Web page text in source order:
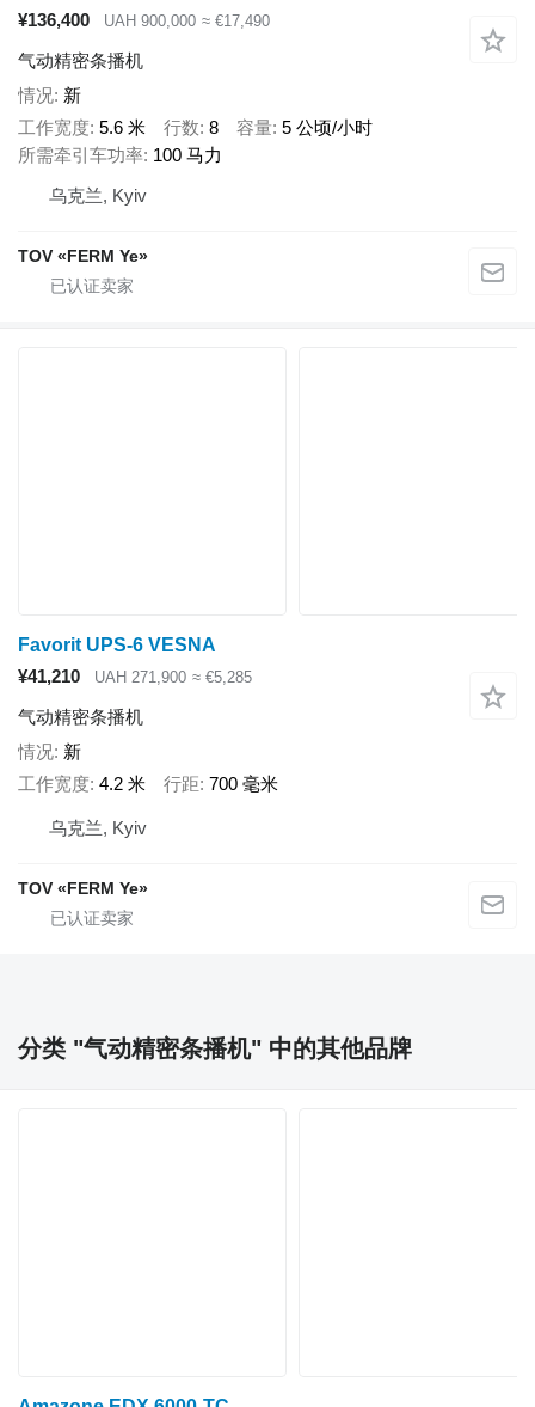
¥136,400
UAH 900,000 ≈ €17,490
气动精密条播机
情况 新
工作宽度 5.6 米 行数 8 容量 5 公顷/小时
所需牵引车功率 100 马力
乌克兰, Kyiv
TOV «FERM Ye»
Favorit UPS-6 VESNA
¥41,210
UAH 271,900 ≈ €5,285
气动精密条播机
情况 新
工作宽度 4.2 米 行距 700 毫米
乌克兰, Kyiv
TOV «FERM Ye»
分类 "气动精密条播机" 中的其他品牌